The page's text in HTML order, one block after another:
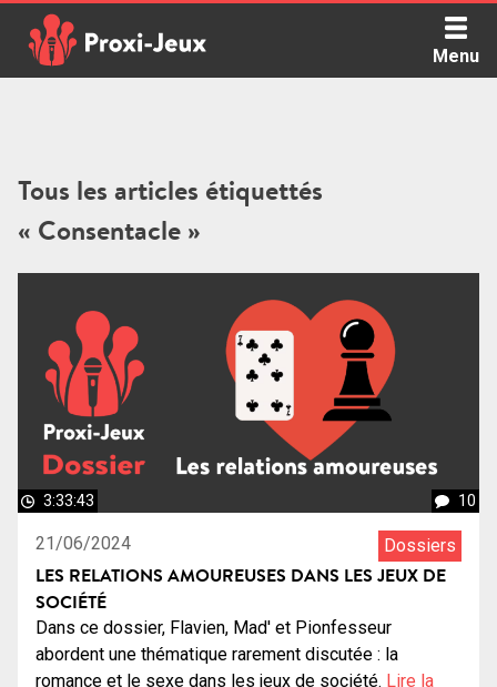
content
Menu
Tous les articles étiquettés
« Consentacle »
3:33:43 10
21/06/2024 Dossiers
LES RELATIONS AMOUREUSES DANS LES JEUX DE
SOCIÉTÉ
Dans ce dossier, Flavien, Mad' et Pionfesseur
abordent une thématique rarement discutée : la
romance et le sexe dans les jeux de société. Lire la